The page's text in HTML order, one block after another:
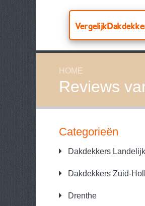
HOME
Reviews
Categorieën
Dakdekkers Landelijk
Dakdekkers Zuid-
Drenthe